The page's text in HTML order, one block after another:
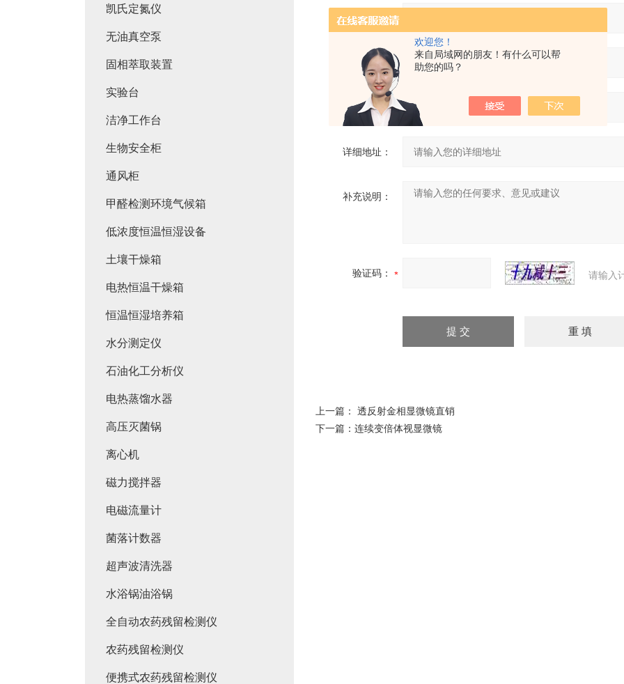
欢迎您！
来自局域网的朋友！有什么可以帮
助您的吗？
联系电话：
常用邮箱：
省份：
详细地址：
补充说明：
验证码： 请输入
上一篇： 透反射金相显微镜直销
下一篇： 连续变倍体视显微镜
凯氏定氮仪
无油真空泵
固相萃取装置
实验台
洁净工作台
生物安全柜
通风柜
甲醛检测环境气候箱
低浓度恒温恒湿设备
土壤干燥箱
电热恒温干燥箱
恒温恒湿培养箱
水分测定仪
石油化工分析仪
电热蒸馏水器
高压灭菌锅
离心机
磁力搅拌器
电磁流量计
菌落计数器
超声波清洗器
水浴锅油浴锅
全自动农药残留检测仪
农药残留检测仪
便携式农药残留检测仪